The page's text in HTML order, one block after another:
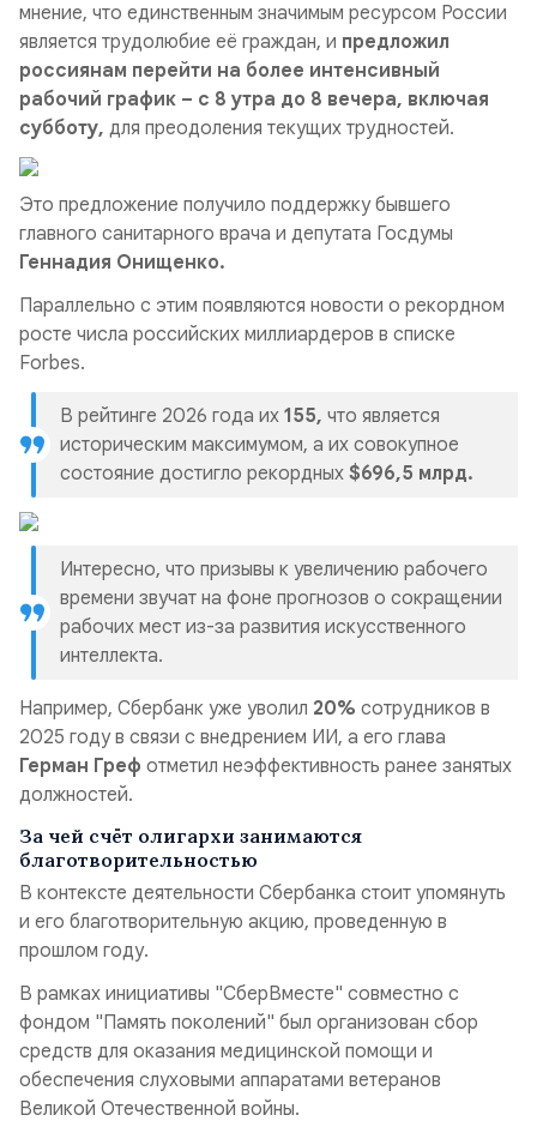
мнение, что единственным значимым ресурсом России
является трудолюбие её граждан, и предложил
россиянам перейти на более интенсивный
рабочий график – с 8 утра до 8 вечера, включая
субботу, для преодоления текущих трудностей.
Это предложение получило поддержку бывшего
главного санитарного врача и депутата Госдумы
Геннадия Онищенко.
Параллельно с этим появляются новости о рекордном
росте числа российских миллиардеров в списке
Forbes.
В рейтинге 2026 года их 155, что является
историческим максимумом, а их совокупное
состояние достигло рекордных $696,5 млрд.
Интересно, что призывы к увеличению рабочего
времени звучат на фоне прогнозов о сокращении
рабочих мест из-за развития искусственного
интеллекта.
Например, Сбербанк уже уволил 20% сотрудников в
2025 году в связи с внедрением ИИ, а его глава
Герман Греф отметил неэффективность ранее занятых
должностей.
За чей счёт олигархи занимаются
благотворительностью
В контексте деятельности Сбербанка стоит упомянуть
и его благотворительную акцию, проведенную в
прошлом году.
В рамках инициативы "СберВместе" совместно с
фондом "Память поколений" был организован сбор
средств для оказания медицинской помощи и
обеспечения слуховыми аппаратами ветеранов
Великой Отечественной войны.